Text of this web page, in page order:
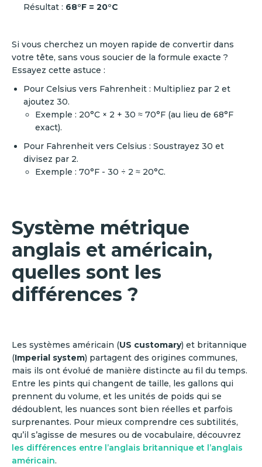
Résultat : 68°F = 20°C
Si vous cherchez un moyen rapide de convertir dans
votre tête, sans vous soucier de la formule exacte ?
Essayez cette astuce :
Pour Celsius vers Fahrenheit : Multipliez par 2 et
ajoutez 30.
Exemple : 20°C × 2 + 30 ≈ 70°F (au lieu de 68°F
exact).
Pour Fahrenheit vers Celsius : Soustrayez 30 et
divisez par 2.
Exemple : 70°F - 30 ÷ 2 ≈ 20°C.
Système métrique
anglais et américain,
quelles sont les
différences ?
Les systèmes américain (US customary) et britannique
(Imperial system) partagent des origines communes,
mais ils ont évolué de manière distincte au fil du temps.
Entre les pints qui changent de taille, les gallons qui
prennent du volume, et les unités de poids qui se
dédoublent, les nuances sont bien réelles et parfois
surprenantes. Pour mieux comprendre ces subtilités,
qu’il s’agisse de mesures ou de vocabulaire, découvrez
les différences entre l’anglais britannique et l’anglais
américain.